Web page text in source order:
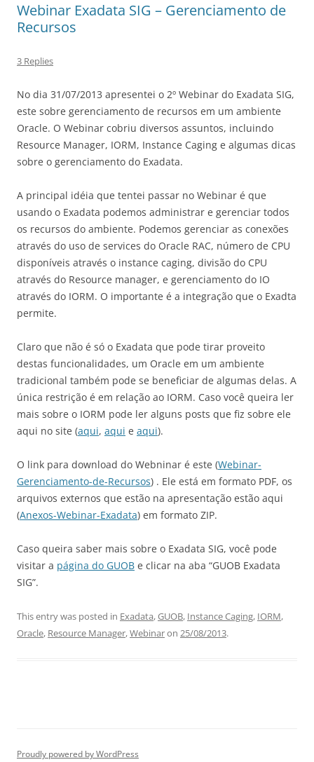
Webinar Exadata SIG – Gerenciamento de
Recursos
3 Replies
No dia 31/07/2013 apresentei o 2º Webinar do Exadata SIG,
este sobre gerenciamento de recursos em um ambiente
Oracle. O Webinar cobriu diversos assuntos, incluindo
Resource Manager, IORM, Instance Caging e algumas dicas
sobre o gerenciamento do Exadata.
A principal idéia que tentei passar no Webinar é que
usando o Exadata podemos administrar e gerenciar todos
os recursos do ambiente. Podemos gerenciar as conexões
através do uso de services do Oracle RAC, número de CPU
disponíveis através o instance caging, divisão do CPU
através do Resource manager, e gerenciamento do IO
através do IORM. O importante é a integração que o Exadta
permite.
Claro que não é só o Exadata que pode tirar proveito
destas funcionalidades, um Oracle em um ambiente
tradicional também pode se beneficiar de algumas delas. A
única restrição é em relação ao IORM. Caso você queira ler
mais sobre o IORM pode ler alguns posts que fiz sobre ele
aqui no site (aqui, aqui e aqui).
O link para download do Webninar é este (Webinar-
Gerenciamento-de-Recursos) . Ele está em formato PDF, os
arquivos externos que estão na apresentação estão aqui
(Anexos-Webinar-Exadata) em formato ZIP.
Caso queira saber mais sobre o Exadata SIG, você pode
visitar a página do GUOB e clicar na aba “GUOB Exadata
SIG”.
This entry was posted in Exadata,GUOB, Instance Caging, IORM,
Oracle, Resource Manager,Webinaron 25/08/2013.
Proudly powered by WordPress